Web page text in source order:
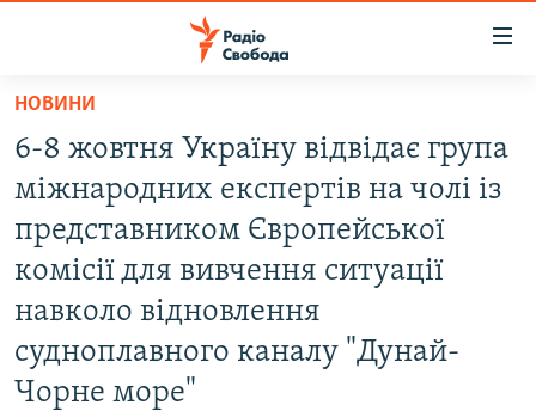
Перейти
основного
матеріалу
до
основної
навігації
до
пошуку
ПОЛІТИКА
СУСПІЛЬСТВО
КУЛЬТУРА
ВІЙНА
РОСІЙСЬКА «ФІЛЬТРАЦІЯ»
ДОНБАС.РЕАЛІЇ
КРИМ.РЕАЛІЇ
НОВИНИ
6-8 жовтня Україну відвідає група
міжнародних експертів на чолі із
представником Європейської
комісії для вивчення ситуації
навколо відновлення
судноплавного каналу "Дунай-
Чорне море"